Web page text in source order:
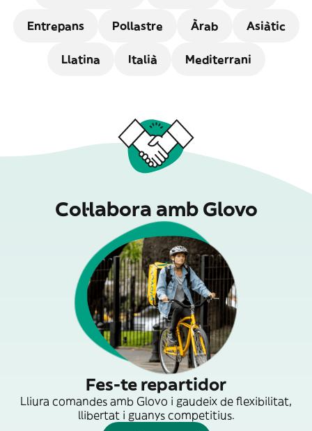
Entrepans Pollastre Àrab Asiàtic
Llatina Italià Mediterrani
Col·labora amb Glovo
Fes-te repartidor
Lliura comandes amb Glovo i gaudeix de flexibilitat,
llibertat i guanys competitius.